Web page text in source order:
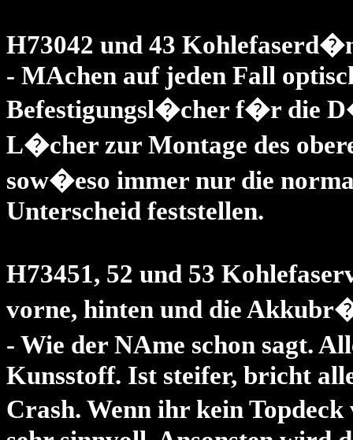
H73042 und 43
- MAchen auf jeden Fall
Befestigungsl�cher f�r die
L�cher zur Montage des
sow�eso immer nur die
Unterscheid feststellen.
H73451, 52 und 53
vorne, hinten und die
- Wie der NAme schon sagt.
Kunsstoff. Ist steifer, bricht
Crash. Wenn ihr kein